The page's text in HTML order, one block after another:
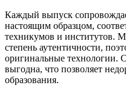
Каждый выпуск
настоящим образцом,
техникумов и институтов.
степень аутентичности,
оригинальные технологии.
выгодна, что позволяет
образования.